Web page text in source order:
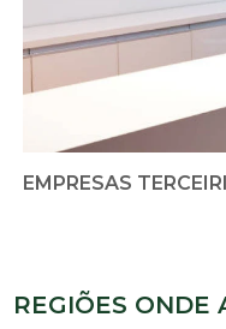
EMPRESAS
REGIÕES ONDE